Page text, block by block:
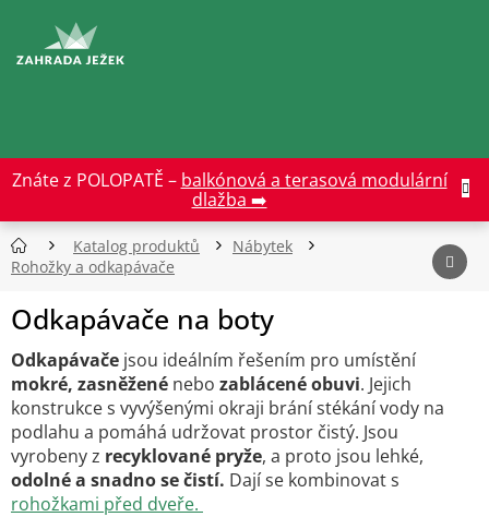
obsah
Znáte z POLOPATĚ – balkónová a terasová modulární
dlažba ➡️
Katalog produktů
Nábytek
Rohožky a odkapávače
Odkapávače na boty
Odkapávače jsou ideálním řešením pro umístění
mokré, zasněžené nebo zablácené obuvi. Jejich
konstrukce s vyvýšenými okraji brání stékání vody na
podlahu a pomáhá udržovat prostor čistý. Jsou
vyrobeny z recyklované pryže, a proto jsou lehké,
odolné a snadno se čistí. Dají se kombinovat s
rohožkami před dveře.